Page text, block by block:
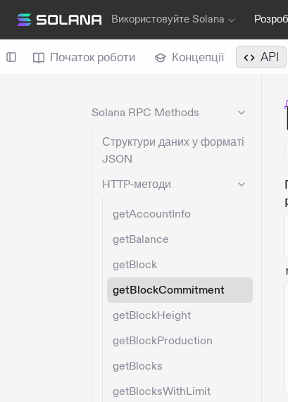
Використовуйте Solana
Початок роботи Концепції API
Solana RPC Methods
Структури даних у форматі
JSON
HTTP-методи
getAccountInfo
getBalance
getBlock
getBlockCommitment
getBlockHeight
getBlockProduction
getBlocks
getBlocksWithLimit